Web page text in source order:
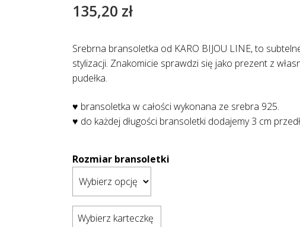
135,20 zł
Srebrna bransoletka od KARO BIJOU LINE, to
stylizacji. Znakomicie sprawdzi się jako prezent z
pudełka.
♥ bransoletka w całości wykonana ze srebra 925.
♥ do każdej długości bransoletki dodajemy 3 cm
Rozmiar bransoletki
Wybierz karteczkę